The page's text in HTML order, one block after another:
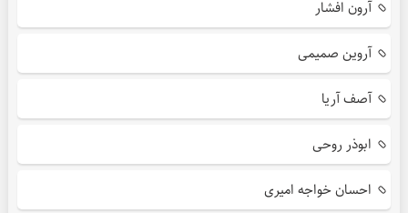
آرون افشار
آروین صمیمی
آصف آریا
ابوذر روحی
احسان خواجه امیری